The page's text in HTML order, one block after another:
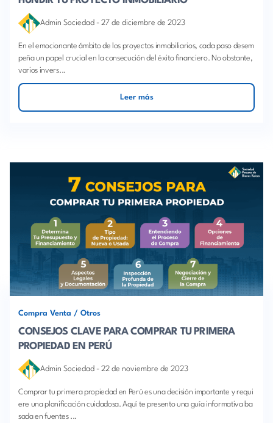
Admin Sociedad - 27 de diciembre de 2023
En el emocionante ámbito de los proyectos inmobiliarios, cada paso desem
peña un papel crucial en la consecución del éxito financiero. No obstante,
varios invers...
Leer más
Compra Venta / Otros
CONSEJOS CLAVE PARA COMPRAR TU PRIMERA
PROPIEDAD EN PERÚ
Admin Sociedad - 22 de noviembre de 2023
Comprar tu primera propiedad en Perú es una decisión importante y requi
ere una planificación cuidadosa. Aquí te presento una guía informativa ba
sada en fuentes ...